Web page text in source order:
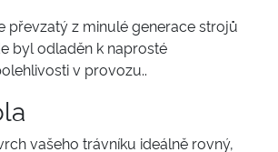
převzatý z minulé generace strojů
byl odladěn k naprosté
v provozu..
vašeho trávníku ideálně rovný,